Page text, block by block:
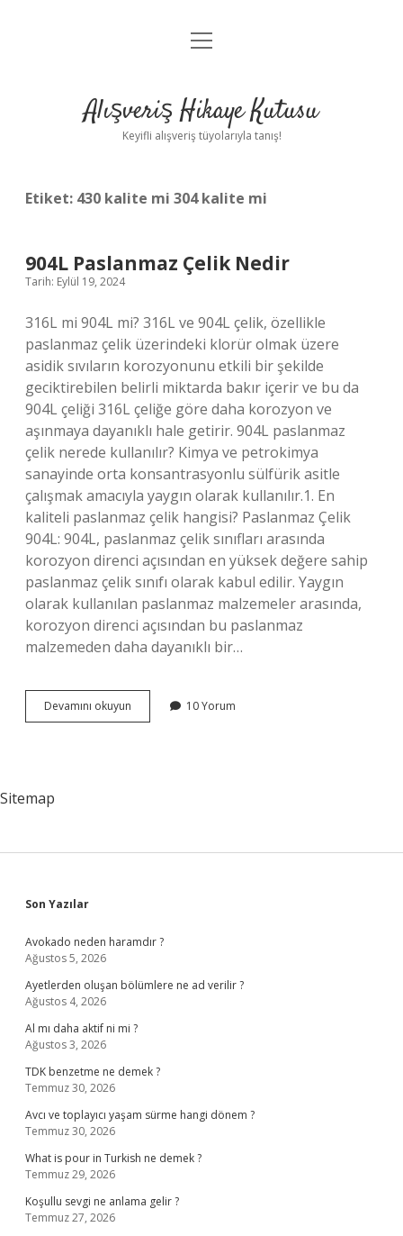
Anasayfa
Yasal Uyarı
menüyü
Alışveriş Hikaye Kutusu
Keyifli alışveriş tüyolarıyla tanış!
Etiket: 430 kalite mi 304 kalite mi
904L Paslanmaz Çelik Nedir
Tarih: Eylül 19, 2024
316L mi 904L mi? 316L ve 904L çelik, özellikle
paslanmaz çelik üzerindeki klorür olmak üzere
asidik sıvıların korozyonunu etkili bir şekilde
geciktirebilen belirli miktarda bakır içerir ve bu da
904L çeliği 316L çeliğe göre daha korozyon ve
aşınmaya dayanıklı hale getirir. 904L paslanmaz
çelik nerede kullanılır? Kimya ve petrokimya
sanayinde orta konsantrasyonlu sülfürik asitle
çalışmak amacıyla yaygın olarak kullanılır.1. En
kaliteli paslanmaz çelik hangisi? Paslanmaz Çelik
904L: 904L, paslanmaz çelik sınıfları arasında
korozyon direnci açısından en yüksek değere sahip
paslanmaz çelik sınıfı olarak kabul edilir. Yaygın
olarak kullanılan paslanmaz malzemeler arasında,
korozyon direnci açısından bu paslanmaz
malzemeden daha dayanıklı bir…
Devamını okuyun
Paslanmaz
10 Yorum
Sitemap
Sidebar
Son Yazılar
Avokado neden haramdır ?
Ağustos 5, 2026
Ayetlerden oluşan bölümlere ne ad verilir ?
Ağustos 4, 2026
Al mı daha aktif ni mi ?
Ağustos 3, 2026
TDK benzetme ne demek ?
Temmuz 30, 2026
Avcı ve toplayıcı yaşam sürme hangi dönem ?
Temmuz 30, 2026
What is pour in Turkish ne demek ?
Temmuz 29, 2026
Koşullu sevgi ne anlama gelir ?
Temmuz 27, 2026